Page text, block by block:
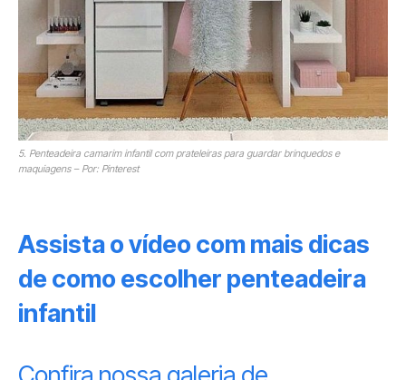
5. Penteadeira camarim infantil com prateleiras para guardar brinquedos e
maquiagens – Por: Pinterest
Assista o vídeo com mais dicas
de como escolher penteadeira
infantil